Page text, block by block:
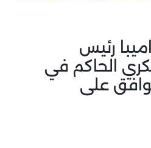
رئيس
الحاكم في
على